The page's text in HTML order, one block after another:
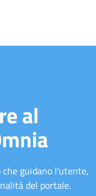
al
guidano l'utente,
del portale.